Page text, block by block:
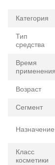
Категория
Тип
средства
Время
применения
Возраст
Сегмент
Назначение
Класс
косметики